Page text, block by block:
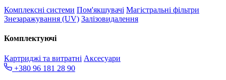
Комплексні системи Пом'якшувачі Магістральні фільтри
Знезаражування (UV) Залізовидалення
Комплектуючі
Картриджі та витратні Аксесуари
+380 96 181 28 90